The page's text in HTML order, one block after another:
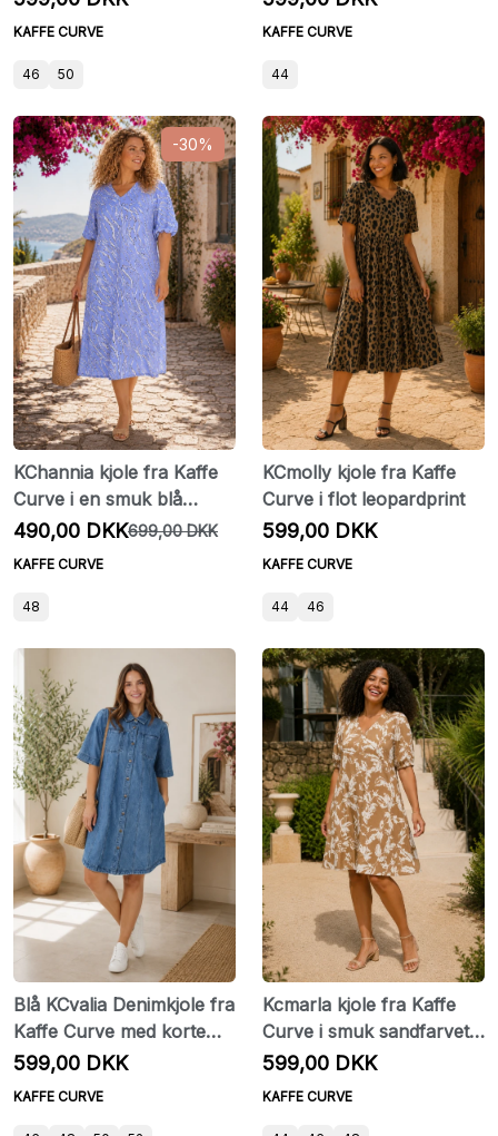
KAFFE CURVE
46 50
KAFFE CURVE
44
-30%
KChannia kjole fra Kaffe
Curve i en smuk blå
nuance
490,00 DKK699,00 DKK
KAFFE CURVE
48
KCmolly kjole fra Kaffe
Curve i flot leopardprint
599,00 DKK
KAFFE CURVE
44 46
Blå KCvalia Denimkjole fra
Kaffe Curve med korte
ærmer
599,00 DKK
KAFFE CURVE
Kcmarla kjole fra Kaffe
Curve i smuk sandfarvet
nuance med cremefarvet
599,00 DKK
KAFFE CURVE